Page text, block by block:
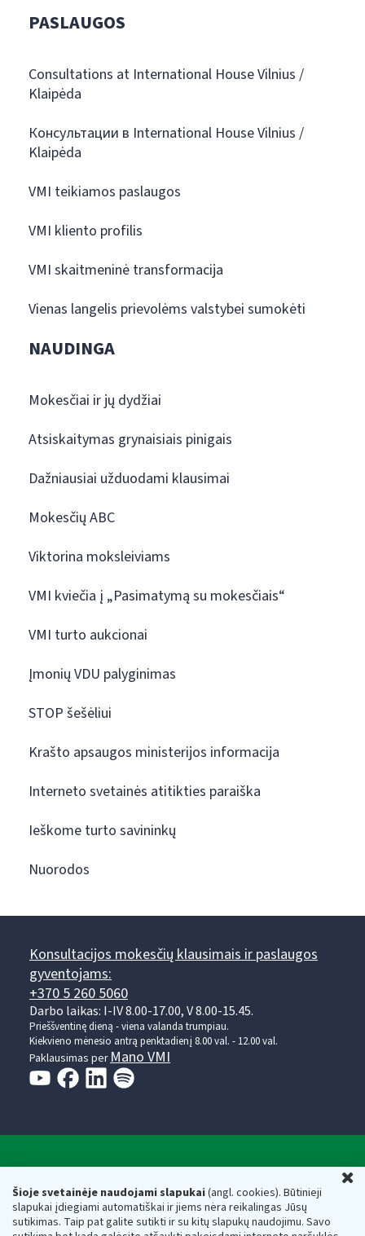
Šioje svetainėje naudojami slapukai(angl. cookies). Būtinieji
slapukai įdiegiami automatiškai ir jiems nėra reikalingas Jūsų
sutikimas. Taip pat galite sutikti ir su kitų slapukų naudojimu. Savo
PASLAUGOS
Consultations at International House Vilnius /
Klaipėda
Консультации в International House Vilnius /
Klaipėda
VMI teikiamos paslaugos
VMI kliento profilis
VMI skaitmeninė transformacija
Vienas langelis prievolėms valstybei sumokėti
NAUDINGA
Mokesčiai ir jų dydžiai
Atsiskaitymas grynaisiais pinigais
Dažniausiai užduodami klausimai
Mokesčių ABC
Viktorina moksleiviams
VMI kviečia į „Pasimatymą su mokesčiais“
VMI turto aukcionai
Įmonių VDU palyginimas
STOP šešėliui
Krašto apsaugos ministerijos informacija
Interneto svetainės atitikties paraiška
Ieškome turto savininkų
Nuorodos
Konsultacijos mokesčių klausimais ir paslaugos
gyventojams:
+370 5 260 5060
Darbo laikas: I-IV 8.00-17.00, V 8.00-15.45.
Prieššventinę dieną - viena valanda trumpiau.
Kiekvieno mėnesio antrą penktadienį 8.00 val. - 12.00 val.
Paklausimas per Mano VMI
Respublikos finansų ministerijos
Biudžetinė įstaiga. Juridinio asmens kodas — 188659752,
adresas: Vasario 16-osios g. 14, 01107 Vilnius, Lietuva, el.paštas: